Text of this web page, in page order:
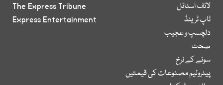
لائف اسٹائل
ٹاپ ٹرینڈ
دلچسپ و عجیب
صحت
سونے کے نرخ
پیٹرولیم مصنوعات کی قیمتیں
The Express Tribune
Express Entertainment